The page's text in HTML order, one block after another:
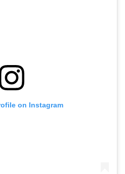
on Instagram